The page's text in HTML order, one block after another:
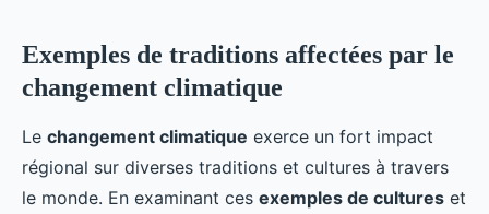
Exemples de traditions affectées par le
changement climatique
Le changement climatique exerce un fort impact
régional sur diverses traditions et cultures à travers
le monde. En examinant ces exemples de cultures et